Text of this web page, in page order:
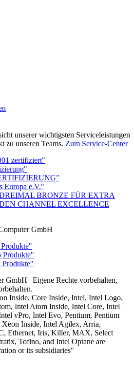
unserer wichtigsten Serviceleistungen
zu unseren Teams. Zum Service-Center
GmbH
| Eigene Rechte vorbehalten,
Inside, Core Inside, Intel, Intel Logo,
Intel Atom Inside, Intel Core, Intel
vPro, Intel Evo, Pentium, Pentium
Inside, Intel Agilex, Arria,
Ethernet, Iris, Killer, MAX, Select
Tofino, and Intel Optane are
or its subsidiaries"